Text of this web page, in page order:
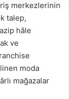
merkezlerinin
talep,
hâle
ve
moda
mağazalar